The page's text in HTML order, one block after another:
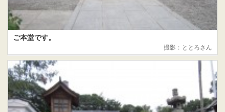
ご本堂です。
撮影：ととろさん